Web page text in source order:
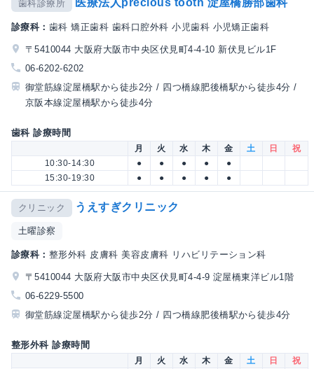
歯科診療所
診療科： 歯科 矯正歯科 歯科口腔外科 小児歯科 小児矯正歯科
〒5410044 大阪府大阪市中央区伏見町4-4-10 新伏見ビル1F
06-6202-6202
御堂筋線淀屋橋駅から徒歩2分 / 四つ橋線肥後橋駅から徒歩4分 /
京阪本線淀屋橋駅から徒歩4分
歯科 診療時間
月 火 水 木 金 土 日
祝
10:30-14:30
● ● ● ●
●
15:30-19:30
● ● ● ● ●
クリニック うえすぎクリニック
土曜診察
診療科： 整形外科 皮膚科 美容皮膚科 リハビリテーション科
〒5410044 大阪府大阪市中央区伏見町4-4-9 淀屋橋東洋ビル1階
06-6229-5500
御堂筋線淀屋橋駅から徒歩2分 / 四つ橋線肥後橋駅から徒歩4分
整形外科 診療時間
月 火 水 木 金 土 日
祝